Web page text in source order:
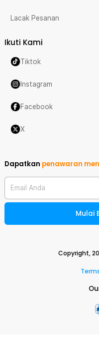
Lacak Pesanan
Ikuti Kami
Tiktok
Instagram
Facebook
X
Dapatkan penawaran
Email Anda
Mulai
Copyright,